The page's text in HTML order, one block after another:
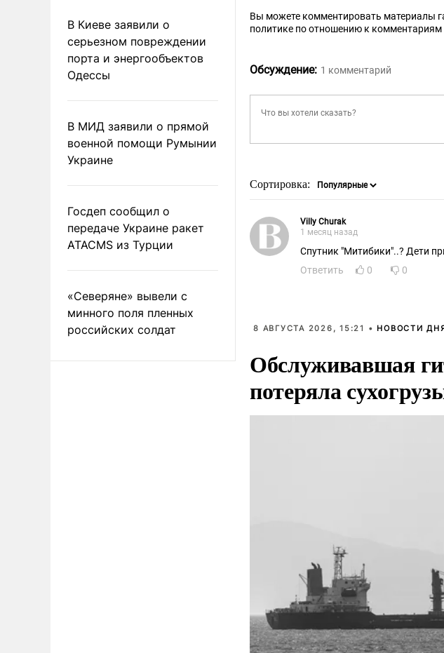
В Киеве заявили о
серьезном повреждении
порта и энергообъектов
Одессы
В МИД заявили о прямой
военной помощи Румынии
Украине
Госдеп сообщил о
передаче Украине ракет
ATACMS из Турции
«Северяне» вывели с
минного поля пленных
российских солдат
Вы можете комментировать материалы
политике по отношению к комментариям
Обсуждение: 1 комментарий
Сортировка:
Villy Churak
1 месяц назад
Спутник "Митибики"..? Дети
Ответить
0 0
8 АВГУСТА 2026, 15:21 • НОВОСТИ
Обслуживавшая
потеряла